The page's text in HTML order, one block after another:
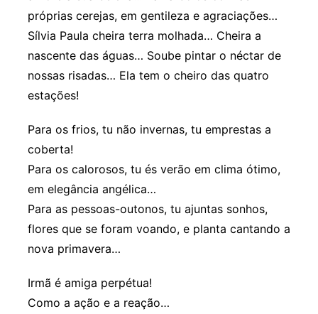
próprias cerejas, em gentileza e agraciações…
Sílvia Paula cheira terra molhada… Cheira a
nascente das águas… Soube pintar o néctar de
nossas risadas… Ela tem o cheiro das quatro
estações!
Para os frios, tu não invernas, tu emprestas a
coberta!
Para os calorosos, tu és verão em clima ótimo,
em elegância angélica…
Para as pessoas-outonos, tu ajuntas sonhos,
flores que se foram voando, e planta cantando a
nova primavera…
Irmã é amiga perpétua!
Como a ação e a reação…